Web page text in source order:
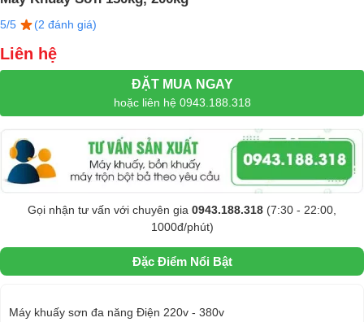
5/5 (2 đánh giá)
Liên hệ
ĐẶT MUA NGAY
hoặc liên hệ 0943.188.318
Gọi nhận tư vấn với chuyên gia 0943.188.318 (7:30 - 22:00,
1000đ/phút)
Đặc Điểm Nổi Bật
Máy khuấy sơn đa năng Điện 220v - 380v